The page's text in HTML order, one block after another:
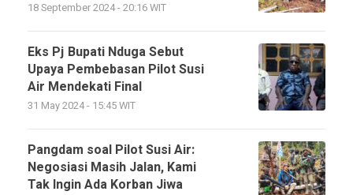
18 September 2024 - 20:16 WIT
Eks Pj Bupati Nduga Sebut
Upaya Pembebasan Pilot Susi
Air Mendekati Final
31 May 2024 - 15:45 WIT
Pangdam soal Pilot Susi Air:
Negosiasi Masih Jalan, Kami
Tak Ingin Ada Korban Jiwa